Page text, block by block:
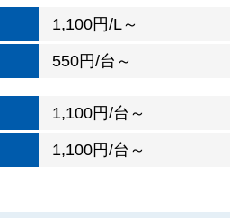
1,100円/L～
550円/台～
1,100円/台～
1,100円/台～